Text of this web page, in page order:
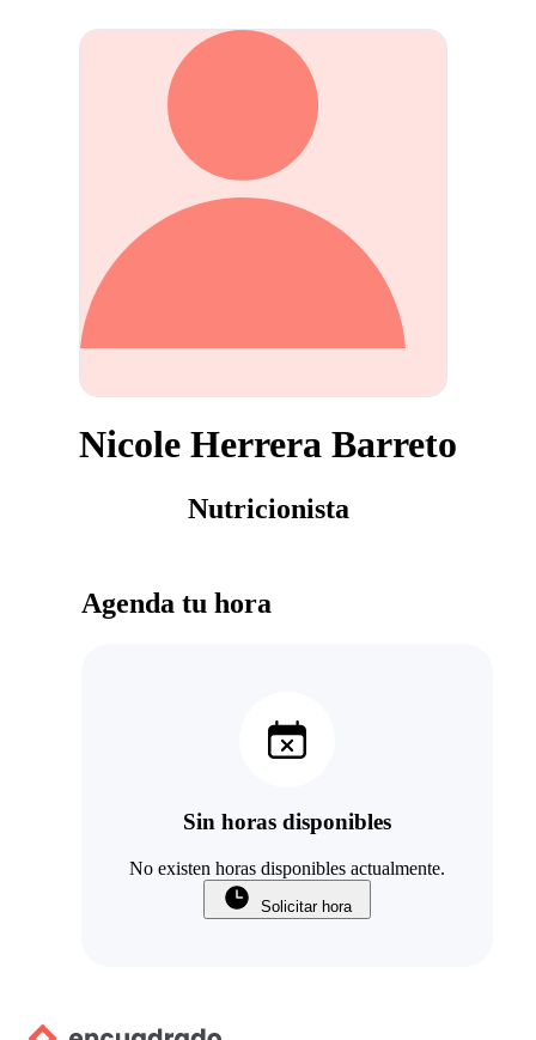
Nicole Herrera Barreto
Nutricionista
Agenda tu hora
Sin horas disponibles
No existen horas disponibles actualmente.
Solicitar hora